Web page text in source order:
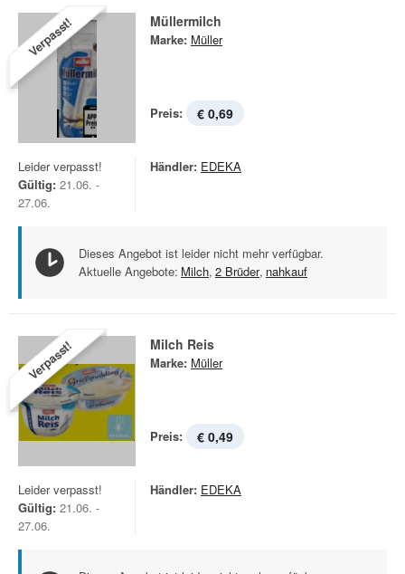
Verpasst! Müllermilch
Marke: Müller
Preis: € 0,69
Leider verpasst!
Gültig: 21.06. -
27.06.
Händler: EDEKA
Dieses Angebot ist leider nicht mehr verfügbar.
Aktuelle Angebote: Milch, 2 Brüder, nahkauf
Verpasst! Milch Reis
Marke: Müller
Preis: € 0,49
Leider verpasst!
Gültig: 21.06. -
27.06.
Händler: EDEKA